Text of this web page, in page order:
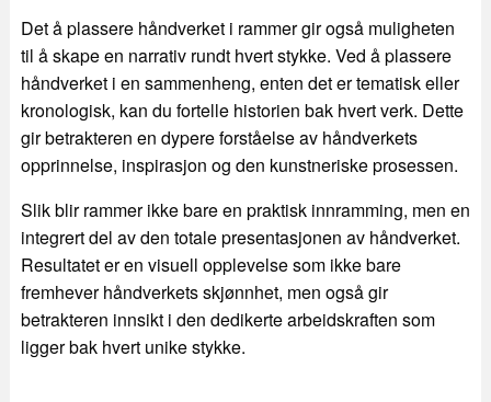
Det å plassere håndverket i rammer gir også muligheten
til å skape en narrativ rundt hvert stykke. Ved å plassere
håndverket i en sammenheng, enten det er tematisk eller
kronologisk, kan du fortelle historien bak hvert verk. Dette
gir betrakteren en dypere forståelse av håndverkets
opprinnelse, inspirasjon og den kunstneriske prosessen.
Slik blir rammer ikke bare en praktisk innramming, men en
integrert del av den totale presentasjonen av håndverket.
Resultatet er en visuell opplevelse som ikke bare
fremhever håndverkets skjønnhet, men også gir
betrakteren innsikt i den dedikerte arbeidskraften som
ligger bak hvert unike stykke.